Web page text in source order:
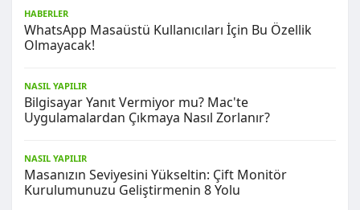
HABERLER
WhatsApp Masaüstü Kullanıcıları İçin Bu Özellik
Olmayacak!
NASIL YAPILIR
Bilgisayar Yanıt Vermiyor mu? Mac'te
Uygulamalardan Çıkmaya Nasıl Zorlanır?
NASIL YAPILIR
Masanızın Seviyesini Yükseltin: Çift Monitör
Kurulumunuzu Geliştirmenin 8 Yolu